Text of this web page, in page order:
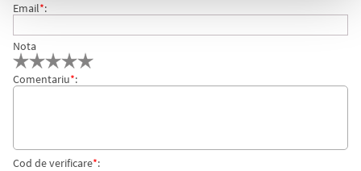
Email*:
Nota
Comentariu*:
Cod de verificare*: